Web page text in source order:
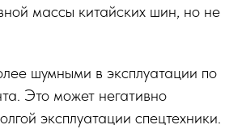
массы китайских шин, но не
шумными в эксплуатации по
Это может негативно
эксплуатации спецтехники.